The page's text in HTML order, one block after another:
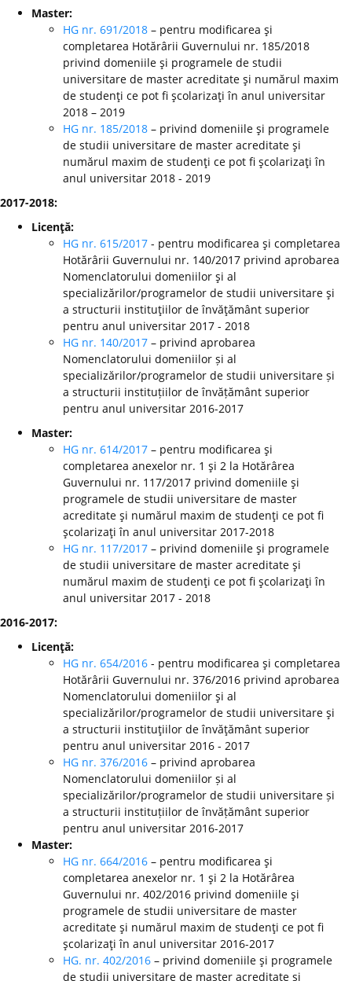
Master:
HG nr. 691/2018 – pentru modificarea şi
completarea Hotărârii Guvernului nr. 185/2018
privind domeniile şi programele de studii
universitare de master acreditate şi numărul maxim
de studenţi ce pot fi şcolarizaţi în anul universitar
2018 – 2019
HG nr. 185/2018 – privind domeniile şi programele
de studii universitare de master acreditate şi
numărul maxim de studenţi ce pot fi şcolarizaţi în
anul universitar 2018 - 2019
2017-2018:
Licenţă:
HG nr. 615/2017 - pentru modificarea şi completarea
Hotărârii Guvernului nr. 140/2017 privind aprobarea
Nomenclatorului domeniilor şi al
specializărilor/programelor de studii universitare şi
a structurii instituţiilor de învăţământ superior
pentru anul universitar 2017 - 2018
HG nr. 140/2017 – privind aprobarea
Nomenclatorului domeniilor și al
specializărilor/programelor de studii universitare și
a structurii instituțiilor de învățământ superior
pentru anul universitar 2016-2017
Master:
HG nr. 614/2017 – pentru modificarea şi
completarea anexelor nr. 1 şi 2 la Hotărârea
Guvernului nr. 117/2017 privind domeniile şi
programele de studii universitare de master
acreditate şi numărul maxim de studenţi ce pot fi
şcolarizaţi în anul universitar 2017-2018
HG nr. 117/2017 – privind domeniile şi programele
de studii universitare de master acreditate şi
numărul maxim de studenţi ce pot fi şcolarizaţi în
anul universitar 2017 - 2018
2016-2017:
Licenţă:
HG nr. 654/2016 - pentru modificarea şi completarea
Hotărârii Guvernului nr. 376/2016 privind aprobarea
Nomenclatorului domeniilor şi al
specializărilor/programelor de studii universitare şi
a structurii instituţiilor de învăţământ superior
pentru anul universitar 2016 - 2017
HG nr. 376/2016 – privind aprobarea
Nomenclatorului domeniilor și al
specializărilor/programelor de studii universitare și
a structurii instituțiilor de învățământ superior
pentru anul universitar 2016-2017
Master:
HG nr. 664/2016 – pentru modificarea şi
completarea anexelor nr. 1 şi 2 la Hotărârea
Guvernului nr. 402/2016 privind domeniile şi
programele de studii universitare de master
acreditate şi numărul maxim de studenţi ce pot fi
şcolarizaţi în anul universitar 2016-2017
HG. nr. 402/2016 – privind domeniile şi programele
de studii universitare de master acreditate şi